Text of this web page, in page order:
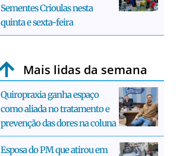
Sementes Crioulas nesta
quinta e sexta-feira
Mais lidas da semana
Quiropraxia ganha espaço
como aliada no tratamento e
prevenção das dores na coluna
Esposa do PM que atirou em